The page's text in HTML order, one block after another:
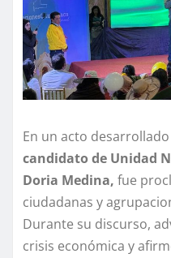
En un acto
candidato de Unidad
Doria Medina, fue
ciudadanas y
Durante su discurso,
crisis económica y